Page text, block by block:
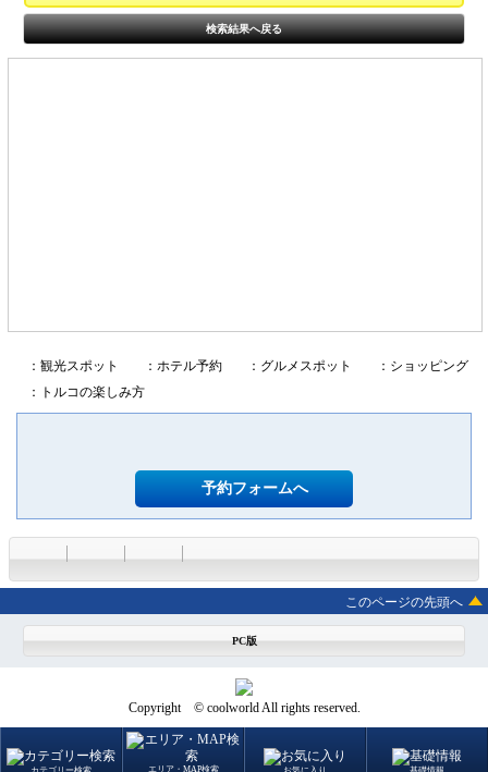
検索結果へ戻る
：観光スポット ：ホテル予約 ：グルメスポット
：ショッピング
：トルコの楽しみ方
予約フォームへ
このページの先頭へ
PC版
Copyright © coolworld All rights reserved.
エリア・MAP検索